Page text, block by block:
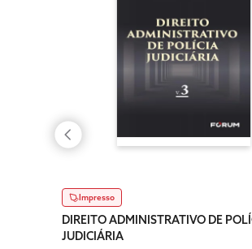
Impresso
DIREITO ADMINISTRATIVO DE
JUDICIÁRIA